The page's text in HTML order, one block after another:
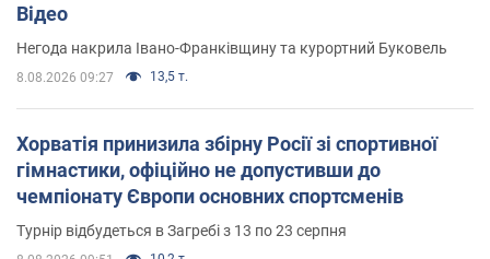
Відео
Негода накрила Івано-Франківщину та курортний Буковель
8.08.2026 09:27 13,5 т.
Хорватія принизила збірну Росії зі спортивної
гімнастики, офіційно не допустивши до
чемпіонату Європи основних спортсменів
Турнір відбудеться в Загребі з 13 по 23 серпня